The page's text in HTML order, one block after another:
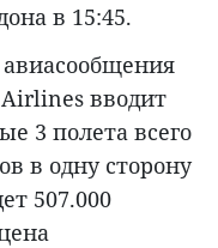
в 15:45.
вводит
3 полета всего
в одну сторону
507.000